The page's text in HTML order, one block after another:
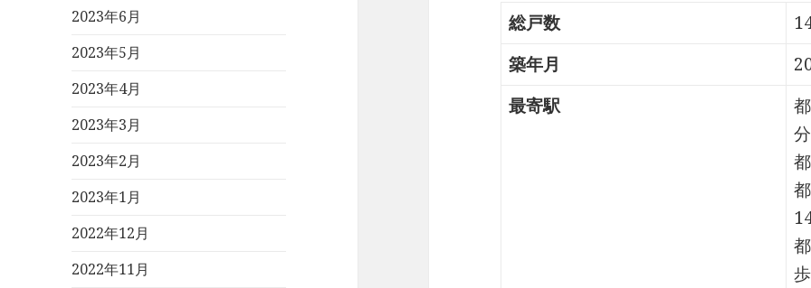
2023年6月
2023年5月
2023年4月
2023年3月
2023年2月
2023年1月
2022年12月
2022年11月
総戸数
築年月
最寄駅
分